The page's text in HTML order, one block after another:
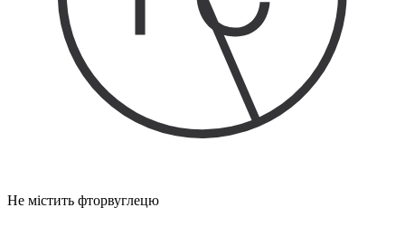
Не містить фторвуглецю